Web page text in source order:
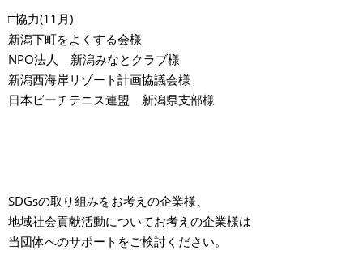
□協力(11月)
新潟下町をよくする会様
NPO法人 新潟みなとクラブ様
新潟西海岸リゾート計画協議会様
日本ビーチテニス連盟 新潟県支部様
SDGsの取り組みをお考えの企業様、
地域社会貢献活動についてお考えの企業様は
当団体へのサポートをご検討ください。